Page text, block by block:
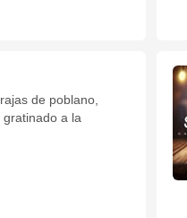
de poblano,
a la